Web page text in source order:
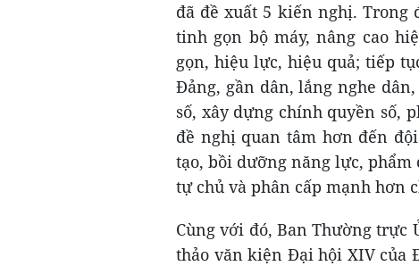
đã đề xuất 5 kiến nghị. Trong
tinh gọn bộ máy, nâng cao
gọn, hiệu lực, hiệu quả; tiếp
Đảng, gần dân, lắng nghe
số, xây dựng chính quyền số,
đề nghị quan tâm hơn đến
tạo, bồi dưỡng năng lực, phẩm
tự chủ và phân cấp mạnh hơn
Cùng với đó, Ban Thường trực
thảo văn kiện Đại hội XIV của